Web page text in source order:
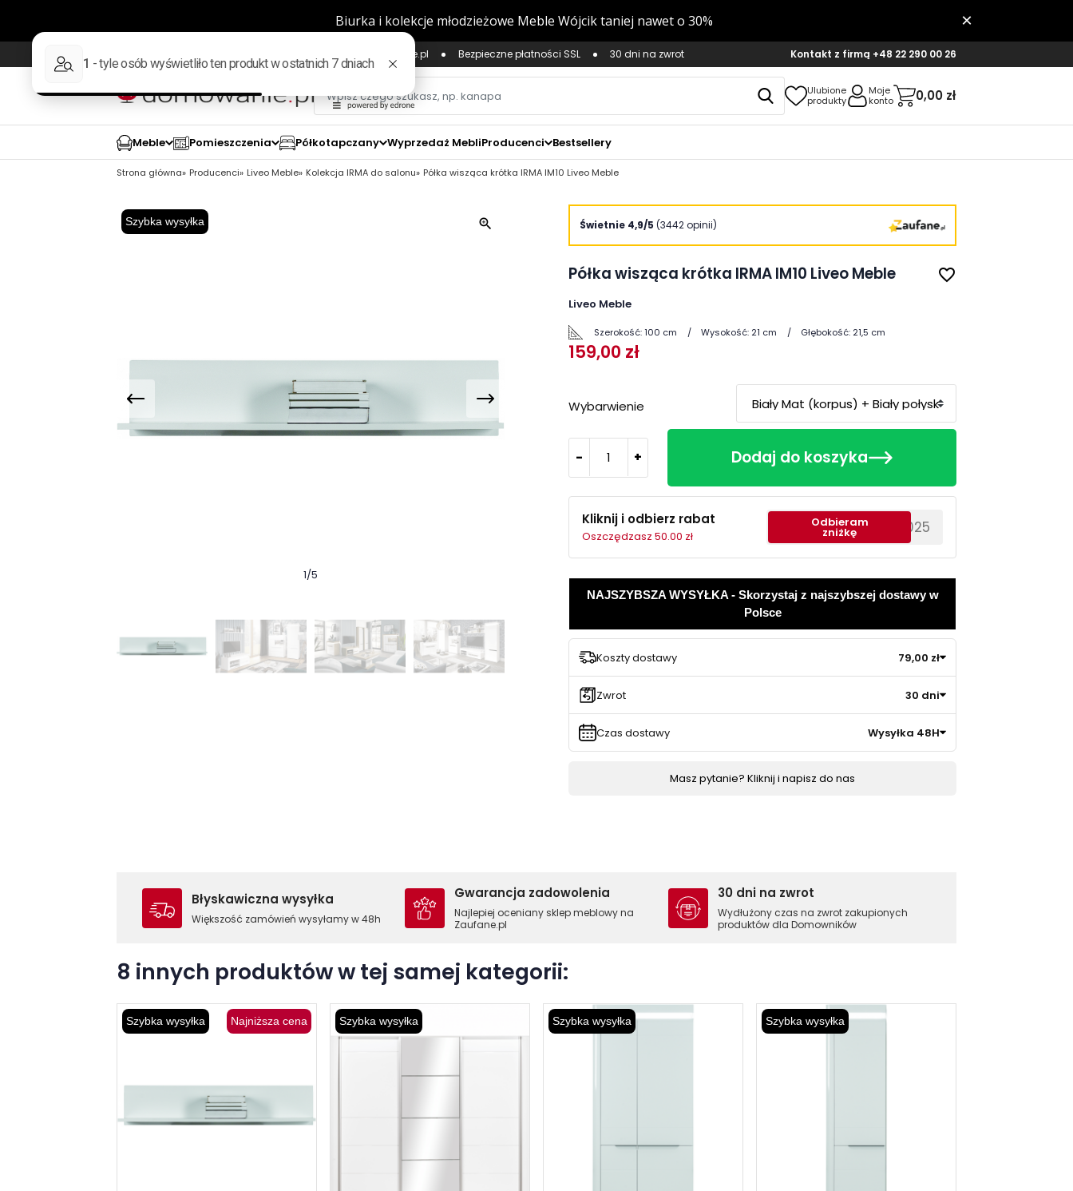
98% pozytywnych opinii według Zaufane.pl Bezpieczne płatności SSL 30 dni na zwrot Kontakt z firmą +48 22 290 00 26
Ulubione
produkty
Moje
konto
0,00 zł
Meble Pomieszczenia Półkotapczany Wyprzedaż MebliProducenci Bestsellery
Strona główna Producenci Liveo Meble Kolekcja IRMA do salonu Półka wisząca krótka IRMA IM10 Liveo Meble
Szybka wysyłka
1/5
zoom_in Świetnie 4,9/5 (3442 opinii)
Półka wisząca krótka IRMA IM10 Liveo Meble favorite_border
Liveo Meble
Szerokość:100 cm Wysokość: 21 cm Głębokość: 21,5 cm
159,00 zł
Wybarwienie
- + Dodaj do koszyka
Kliknij i odbierz rabat
Oszczędzasz 50.00 zł ********EWS2025
Odbieram
zniżkę
NAJSZYBSZA WYSYŁKA - Skorzystaj z najszybszej dostawy w
Polsce
Koszty dostawy 79,00 zł
Zwrot 30 dni
Czas dostawy Wysyłka 48H
Masz pytanie? Kliknij i napisz do nas
Błyskawiczna wysyłka
Większość zamówień wysyłamy w 48h
Gwarancja zadowolenia
Najlepiej oceniany sklep meblowy na
Zaufane.pl
30 dni na zwrot
Wydłużony czas na zwrot zakupionych
produktów dla Domowników
8 innych produktów w tej samej kategorii:
Najniższa cena
Szybka wysyłka Szybka wysyłka Szybka wysyłka Szybka wysyłka